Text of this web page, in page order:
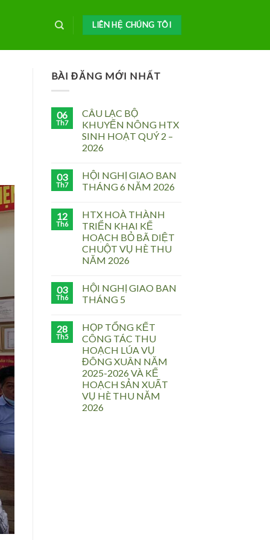
LIÊN HỆ CHÚNG TÔI
BÀI ĐĂNG MỚI NHẤT
06
Th7
CÂU LẠC BỘ
KHUYẾN NÔNG HTX
SINH HOẠT QUÝ 2 –
2026
03
Th7
HỘI NGHỊ GIAO BAN
THÁNG 6 NĂM 2026
12
Th6
HTX HOÀ THÀNH
TRIỂN KHAI KẾ
HOẠCH BỎ BÃ DIỆT
CHUỘT VỤ HÈ THU
NĂM 2026
03
Th6
HỘI NGHỊ GIAO BAN
THÁNG 5
28
Th5
HỌP TỔNG KẾT
CÔNG TÁC THU
HOẠCH LÚA VỤ
ĐÔNG XUÂN NĂM
2025-2026 VÀ KẾ
HOẠCH SẢN XUẤT
VỤ HÈ THU NĂM
2026